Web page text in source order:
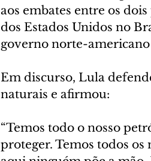
aos embates entre os
dos Estados Unidos no
governo norte-
Em discurso, Lula
naturais e afirmou:
“Temos todo o nosso
proteger. Temos todos